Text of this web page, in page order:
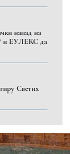
напад на
и ЕУЛЕКС да
Светих